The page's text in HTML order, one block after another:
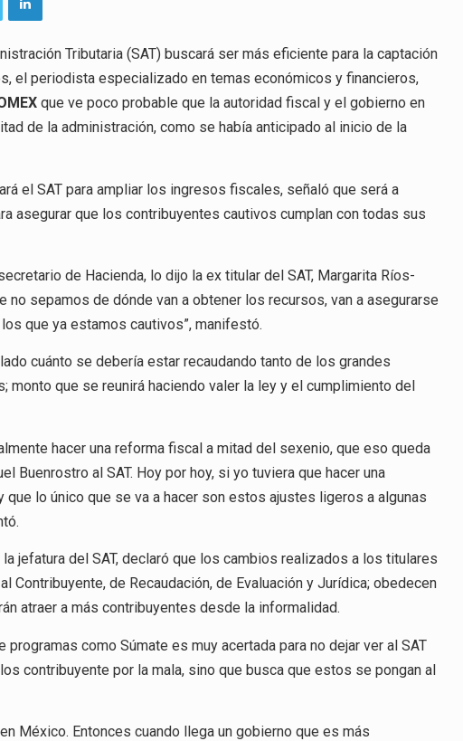
México registró un aumento de 1.1% interanual en mayo de…
Unidos anunciará un arancel del 15 % sobre los productos fabricados…
de Estados Unidos (USDA) suspendió el 5 de agosto de 2026…
MÁS
AUMENTAR
RECAUDACIÓN:
Tributaria (SAT) buscará ser más eficiente para la captación
el periodista especializado en temas económicos y financieros,
que ve poco probable que la autoridad fiscal y el gobierno en
de la administración, como se había anticipado al inicio de la
el SAT para ampliar los ingresos fiscales, señaló que será a
asegurar que los contribuyentes cautivos cumplan con todas sus
de Hacienda, lo dijo la ex titular del SAT, Margarita Ríos-
no sepamos de dónde van a obtener los recursos, van a asegurarse
que ya estamos cautivos”, manifestó.
cuánto se debería estar recaudando tanto de los grandes
que se reunirá haciendo valer la ley y el cumplimiento del
hacer una reforma fiscal a mitad del sexenio, que eso queda
Buenrostro al SAT. Hoy por hoy, si yo tuviera que hacer una
que lo único que se va a hacer son estos ajustes ligeros a algunas
jefatura del SAT, declaró que los cambios realizados a los titulares
de Recaudación, de Evaluación y Jurídica; obedecen
atraer a más contribuyentes desde la informalidad.
como Súmate es muy acertada para no dejar ver al SAT
contribuyente por la mala, sino que busca que estos se pongan al
México. Entonces cuando llega un gobierno que es más